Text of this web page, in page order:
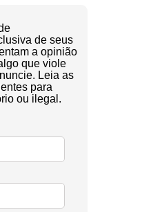
de seus
a opinião
que viole
Leia as
para
ou ilegal.